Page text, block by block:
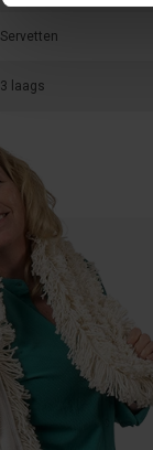
Servetten
3 laags